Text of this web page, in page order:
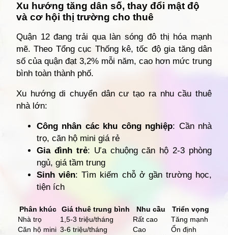
Xu hướng tăng dân số, thay đổi mật độ
và cơ hội thị trường cho thuê
Quận 12 đang trải qua làn sóng đô thị hóa mạnh
mẽ. Theo Tổng cục Thống kê, tốc độ gia tăng dân
số của quận đạt 3,2% mỗi năm, cao hơn mức trung
bình toàn thành phố.
Xu hướng di chuyển dân cư tạo ra nhu cầu thuê
nhà lớn:
Công nhân các khu công nghiệp: Cần nhà
trọ, căn hộ mini giá rẻ
Gia đình trẻ: Ưa chuộng căn hộ 2-3 phòng
ngủ, giá tầm trung
Sinh viên: Tìm kiếm chỗ ở gần trường học,
tiện ích
Phân khúc Giá thuê trung bình Nhu cầu
Triển vọng
Nhà trọ
1,5-3 triệu/tháng Rất cao
Tăng mạnh
Căn hộ mini 3-6 triệu/tháng Cao
Ổn định